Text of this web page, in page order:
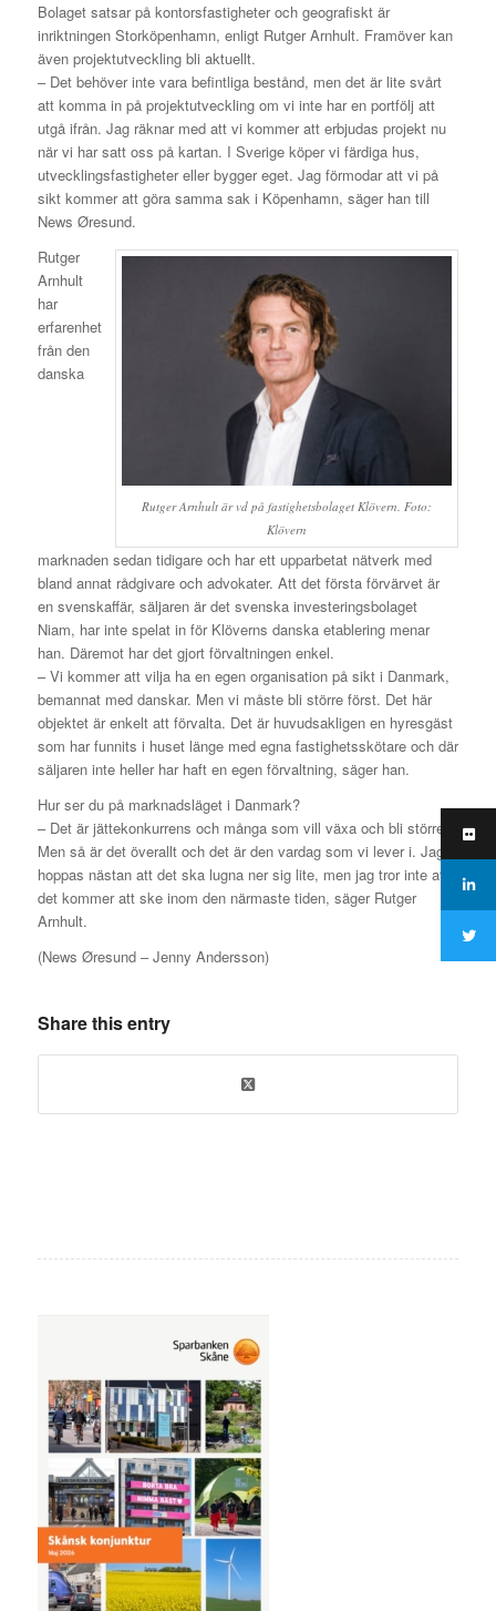
Bolaget satsar på kontorsfastigheter och geografiskt är
inriktningen Storköpenhamn, enligt Rutger Arnhult. Framöver kan
även projektutveckling bli aktuellt.
– Det behöver inte vara befintliga bestånd, men det är lite svårt
att komma in på projektutveckling om vi inte har en portfölj att
utgå ifrån. Jag räknar med att vi kommer att erbjudas projekt nu
när vi har satt oss på kartan. I Sverige köper vi färdiga hus,
utvecklingsfastigheter eller bygger eget. Jag förmodar att vi på
sikt kommer att göra samma sak i Köpenhamn, säger han till
News Øresund.
Rutger Arnhult är vd på fastighetsbolaget Klövern. Foto:
Klövern
Rutger
Arnhult
har
erfarenhet
från den
danska
marknaden sedan tidigare och har ett upparbetat nätverk med
bland annat rådgivare och advokater. Att det första förvärvet är
en svenskaffär, säljaren är det svenska investeringsbolaget
Niam, har inte spelat in för Klöverns danska etablering menar
han. Däremot har det gjort förvaltningen enkel.
– Vi kommer att vilja ha en egen organisation på sikt i Danmark,
bemannat med danskar. Men vi måste bli större först. Det här
objektet är enkelt att förvalta. Det är huvudsakligen en hyresgäst
som har funnits i huset länge med egna fastighetsskötare och där
säljaren inte heller har haft en egen förvaltning, säger han.
Hur ser du på marknadsläget i Danmark?
– Det är jättekonkurrens och många som vill växa och bli större.
Men så är det överallt och det är den vardag som vi lever i. Jag
hoppas nästan att det ska lugna ner sig lite, men jag tror inte att
det kommer att ske inom den närmaste tiden, säger Rutger
Arnhult.
(News Øresund – Jenny Andersson)
Share this entry